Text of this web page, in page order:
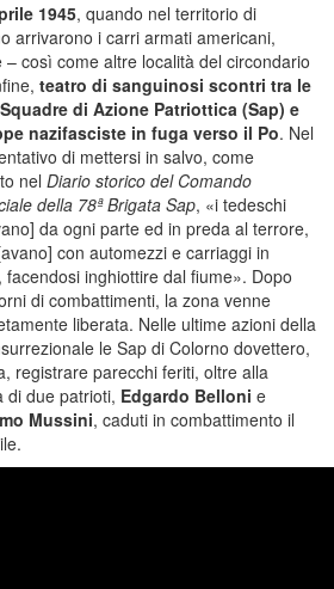
1945, quando nel territorio di
arrivarono i carri armati americani,
– così come altre località del circondario
teatro di sanguinosi scontri tra le
di Azione Patriottica (Sap) e
nazifasciste in fuga verso il Po. Nel
di mettersi in salvo, come
nel Diario storico del Comando
della 78ª Brigata Sap, «i tedeschi
da ogni parte ed in preda al terrore,
con automezzi e carriaggi in
facendosi inghiottire dal fiume». Dopo
di combattimenti, la zona venne
liberata. Nelle ultime azioni della
le Sap di Colorno dovettero,
registrare parecchi feriti, oltre alla
di due patrioti, Edgardo Belloni e
Mussini, caduti in combattimento il